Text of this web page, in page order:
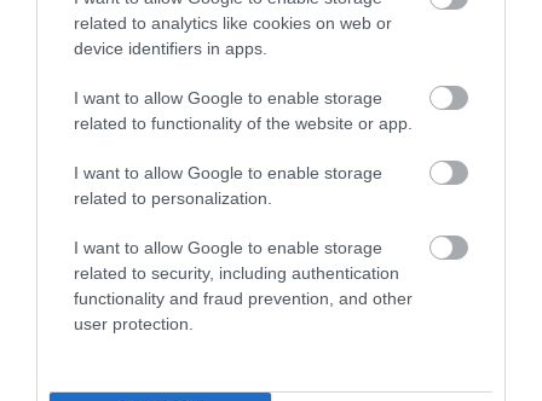
related to analytics like cookies on web or
device identifiers in apps.
I want to allow Google to enable storage
related to functionality of the website or app.
I want to allow Google to enable storage
related to personalization.
I want to allow Google to enable storage
related to security, including authentication
functionality and fraud prevention, and other
user protection.
A VADKAMERA EDDIG NÉZETT,
A VADÁLLATOK VÉDELMÉT
LELEPLEZHET A